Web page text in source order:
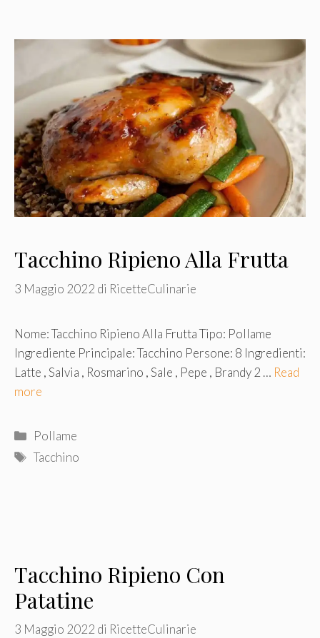
Tacchino Ripieno Alla Frutta
3 Maggio 2022 di RicetteCulinarie
Nome: Tacchino Ripieno Alla Frutta Tipo: Pollame
Ingrediente Principale: Tacchino Persone: 8 Ingredienti:
Latte , Salvia , Rosmarino , Sale , Pepe , Brandy 2 … Read
more
Categorie
Pollame
Tag
Tacchino
Tacchino Ripieno Con
Patatine
3 Maggio 2022 di RicetteCulinarie